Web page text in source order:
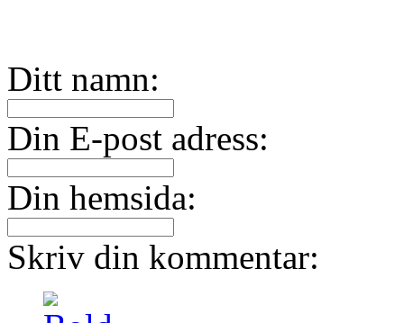
Ditt namn:
Din E-post adress:
Din hemsida:
Skriv din kommentar: